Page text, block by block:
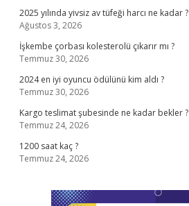
2025 yılında yivsiz av tüfeği harcı ne kadar ?
Ağustos 3, 2026
İşkembe çorbası kolesterolü çıkarır mı ?
Temmuz 30, 2026
2024 en iyi oyuncu ödülünü kim aldı ?
Temmuz 30, 2026
Kargo teslimat şubesinde ne kadar bekler ?
Temmuz 24, 2026
1200 saat kaç ?
Temmuz 24, 2026